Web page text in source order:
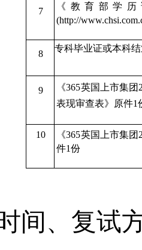
7
《教育部学
(http://www.chsi.com
8
专科毕业证或本科
9
《365英国上市集团
表现审查表》原件1
10
《365英国上市集团
件1份
间、复试